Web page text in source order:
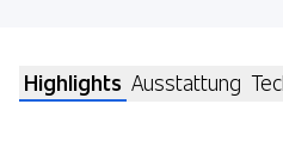
Highlights Ausstattung